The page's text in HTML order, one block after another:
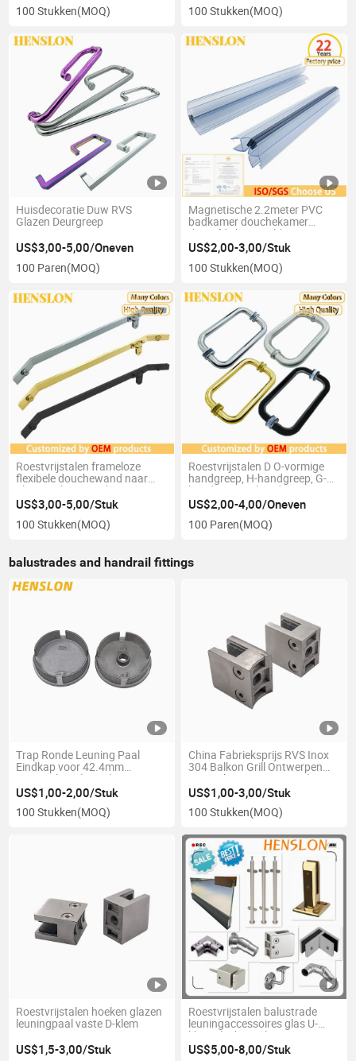
100 Stukken(MOQ) 100 Stukken(MOQ)
Huisdecoratie Duw RVS
Glazen Deurgreep
US$3,00-5,00/Oneven
100 Paren(MOQ)
Magnetische 2.2meter PVC
badkamer douchekamer
deurafdichting rubber voor
10mm
US$2,00-3,00/Stuk
100 Stukken(MOQ)
Roestvrijstalen frameloze
flexibele douchewand naar
glazen telescopische steunen
verbindingsconnector staf
US$3,00-5,00/Stuk
100 Stukken(MOQ)
Roestvrijstalen D O-vormige
handgreep, H-handgreep, G-
handgreep, S-handgreep,
vierkante handgreep
US$2,00-4,00/Oneven
100 Paren(MOQ)
balustrades and handrail fittings
Trap Ronde Leuning Paal
Eindkap voor 42.4mm
Leuningbuis (2PCS) RVS
Wandgemonteerd
Metaalbewerking Gieten
US$1,00-2,00/Stuk
100 Stukken(MOQ)
China Fabrieksprijs RVS Inox
304 Balkon Grill Ontwerpen
Verticale Leuning Beugels
Balustrade Reling Draagarm
US$1,00-3,00/Stuk
100 Stukken(MOQ)
Roestvrijstalen hoeken glazen
leuningpaal vaste D-klem
US$1,5-3,00/Stuk
Roestvrijstalen balustrade
leuningaccessoires glas U-
klem glasbeugel
US$5,00-8,00/Stuk